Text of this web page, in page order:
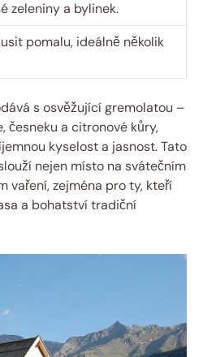
zeleniny a bylinek.
pomalu, ideálně několik
s osvěžující gremolatou –
česneku a citronové kůry,
kyselost a jasnost. Tato
nejen místo na svátečním
vaření, zejména pro ty, kteří
a bohatství tradiční